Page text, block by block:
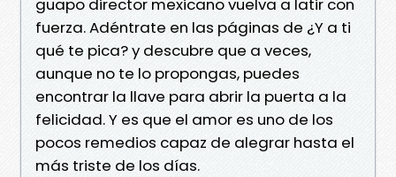
guapo director mexicano vuelva a latir con
fuerza. Adéntrate en las páginas de ¿Y a ti
qué te pica? y descubre que a veces,
aunque no te lo propongas, puedes
encontrar la llave para abrir la puerta a la
felicidad. Y es que el amor es uno de los
pocos remedios capaz de alegrar hasta el
más triste de los días.